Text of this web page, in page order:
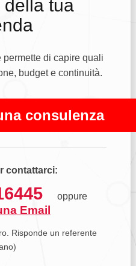
della tua
di capire quali
budget e continuità.
consulenza
contattarci:
oppure
Email
Risponde un referente